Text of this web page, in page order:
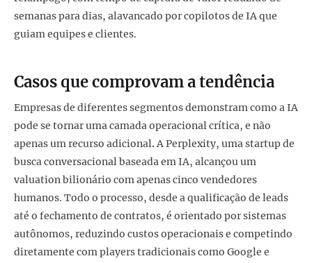
semanas para dias, alavancado por copilotos de IA que
guiam equipes e clientes.
Casos que comprovam a tendência
Empresas de diferentes segmentos demonstram como a IA
pode se tornar uma camada operacional crítica, e não
apenas um recurso adicional.A Perplexity, uma startup de
busca conversacional baseada em IA, alcançou um
valuation bilionário com apenas cinco vendedores
humanos. Todo o processo, desde a qualificação de leads
até o fechamento de contratos, é orientado por sistemas
autônomos, reduzindo custos operacionais e competindo
diretamente com players tradicionais como Google e